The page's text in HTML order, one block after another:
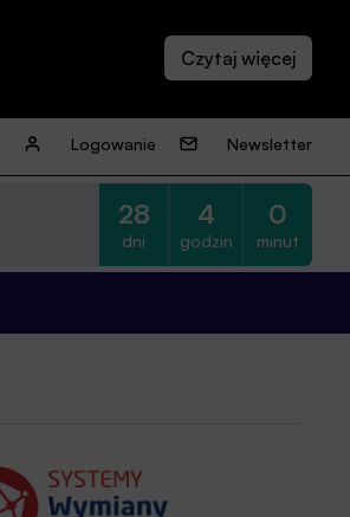
Logowanie Newsletter
28
dni
4
godzin
0
minut